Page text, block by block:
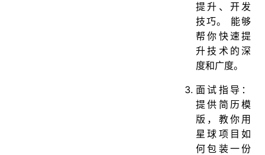
提升、开发
技巧。 能够
帮你快速提
升技术的深
度和广度。
面试指导：
提供简历模
版，教你用
星球项目如
何包装一份